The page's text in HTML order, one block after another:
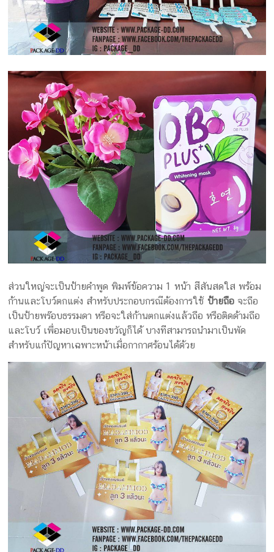
ส่วนใหญ่จะเป็นป้ายคำพูด พิมพ์ข้อความ 1 หน้า สีสันสดใส พร้อม
ก้านและโบว์ตกแต่ง สำหรับประกอบกรณีต้องการใช้ป้ายถือ จะถือ
เป็นป้ายพร๊อบธรรมดา หรือจะใส่ก้านตกแต่งแล้วถือ หรือติดด้ามถือ
และโบว์ เพื่อมอบเป็นของขวัญก็ได้ บางทีสามารถนำมาเป็นพัด
สำหรับแก้ปัญหาเฉพาะหน้าเมื่อกากาศร้อนได้ด้วย